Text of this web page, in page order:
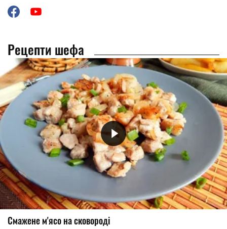
Рецепти шефа
Смажене м'ясо на сковороді